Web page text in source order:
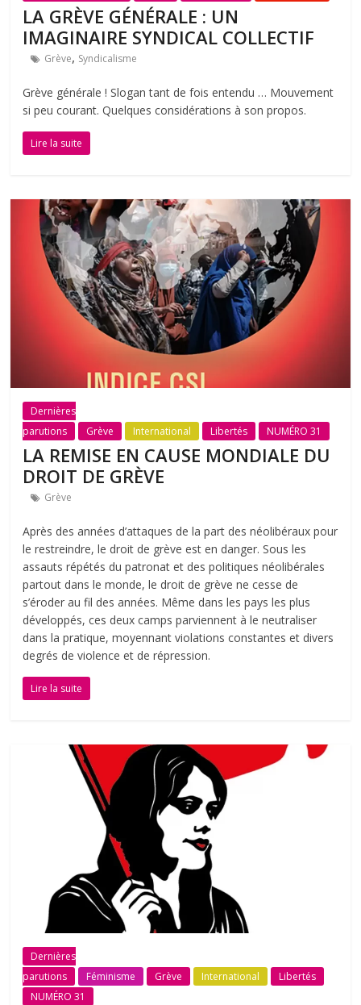
LA GRÈVE GÉNÉRALE : UN
IMAGINAIRE SYNDICAL COLLECTIF
Grève, Syndicalisme
Grève générale ! Slogan tant de fois entendu … Mouvement
si peu courant. Quelques considérations à son propos.
Lire la suite
Dernières
parutions
Grève International Libertés NUMÉRO 31
LA REMISE EN CAUSE MONDIALE DU
DROIT DE GRÈVE
Grève
Après des années d’attaques de la part des néolibéraux pour
le restreindre, le droit de grève est en danger. Sous les
assauts répétés du patronat et des politiques néolibérales
partout dans le monde, le droit de grève ne cesse de
s’éroder au fil des années. Même dans les pays les plus
développés, ces deux camps parviennent à le neutraliser
dans la pratique, moyennant violations constantes et divers
degrés de violence et de répression.
Lire la suite
Dernières
parutions
Féminisme Grève International
Libertés
NUMÉRO 31